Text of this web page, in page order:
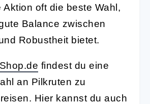
Aktion oft die beste Wahl,
Balance zwischen
Robustheit bietet.
findest du eine
an Pilkruten zu
Hier kannst du auch